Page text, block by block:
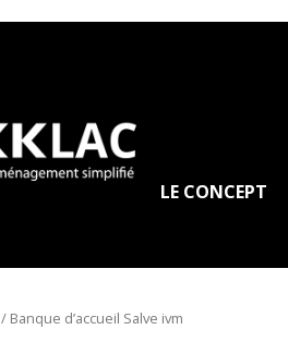
LE CONCEPT
/ Banque d’accueil Salve ivm